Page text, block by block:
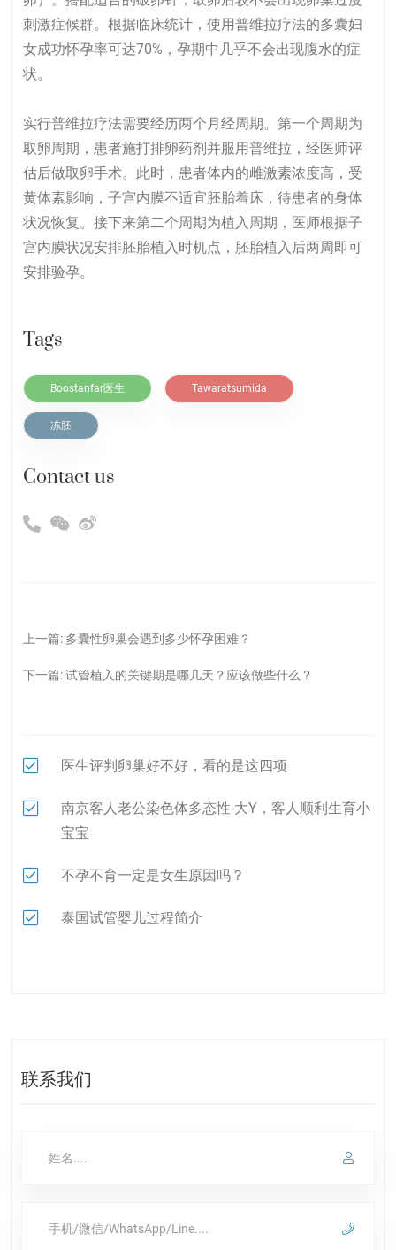
刺激症候群。根据临床统计，使用普维拉疗法的多囊妇
女成功怀孕率可达70%，孕期中几乎不会出现腹水的症
状。
实行普维拉疗法需要经历两个月经周期。第一个周期为
取卵周期，患者施打排卵药剂并服用普维拉，经医师评
估后做取卵手术。此时，患者体内的雌激素浓度高，受
黄体素影响，子宫内膜不适宜胚胎着床，待患者的身体
状况恢复。接下来第二个周期为植入周期，医师根据子
宫内膜状况安排胚胎植入时机点，胚胎植入后两周即可
安排验孕。
Tags
Boostanfar医生 Tawaratsumida
冻胚
Contact us
上一篇: 多囊性卵巢会遇到多少怀孕困难？
下一篇:试管植入的关键期是哪几天？应该做些什么？
医生评判卵巢好不好，看的是这四项
南京客人老公染色体多态性-大Y，客人顺利生育小
宝宝
不孕不育一定是女生原因吗？
泰国试管婴儿过程简介
联系我们